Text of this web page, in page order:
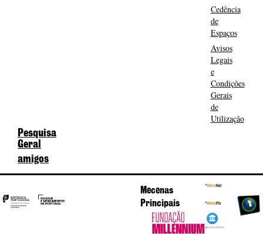
Cedência
de
Espaços
Avisos
Legais
e
Condições
Gerais
de
Utilização
Pesquisa
Geral
amigos
Mecenas
Principais